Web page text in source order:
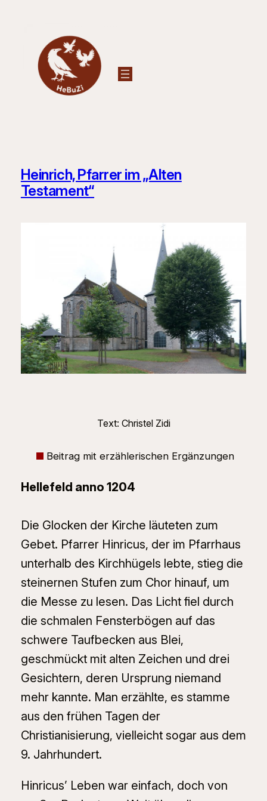
Heinrich, Pfarrer im „Alten
Testament“
Text: Christel Zidi
Beitrag mit erzählerischen Ergänzungen
Hellefeld anno 1204
Die Glocken der Kirche läuteten zum
Gebet. Pfarrer Hinricus, der im Pfarrhaus
unterhalb des Kirchhügels lebte, stieg die
steinernen Stufen zum Chor hinauf, um
die Messe zu lesen. Das Licht fiel durch
die schmalen Fensterbögen auf das
schwere Taufbecken aus Blei,
geschmückt mit alten Zeichen und drei
Gesichtern, deren Ursprung niemand
mehr kannte. Man erzählte, es stamme
aus den frühen Tagen der
Christianisierung, vielleicht sogar aus dem
9. Jahrhundert.
Hinricus’ Leben war einfach, doch von